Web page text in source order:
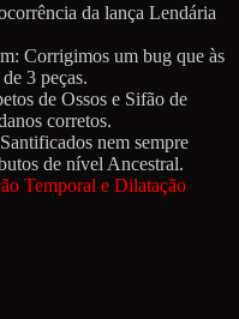
da lança Lendária
Corrigimos um bug que às
3 peças.
de Ossos e Sifão de
corretos.
nem sempre
de nível Ancestral.
Temporal e Dilatação